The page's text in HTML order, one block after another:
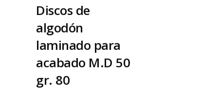
Discos de
algodón
laminado para
acabado M.D 50
gr. 80